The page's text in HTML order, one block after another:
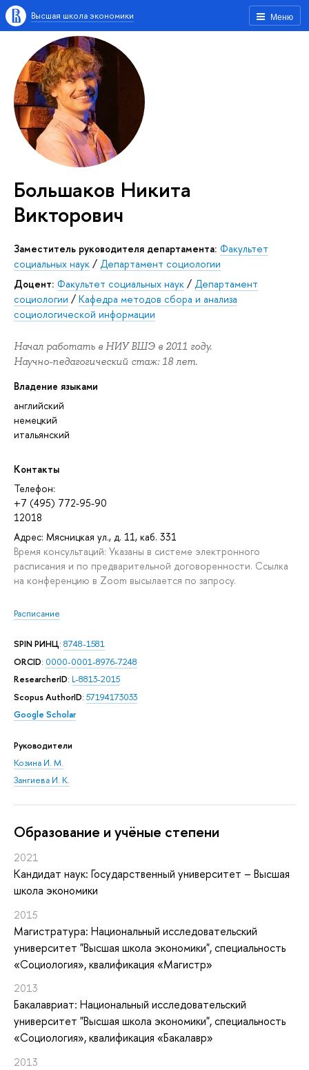
Меню
Высшая школа экономики
Большаков Никита
Викторович
Заместитель руководителя департамента: Факультет
социальных наук / Департамент социологии
Доцент: Факультет социальных наук / Департамент
социологии / Кафедра методов сбора и анализа
социологической информации
Начал работать в НИУ ВШЭ в 2011 году.
Научно-педагогический стаж: 18 лет.
Владение языками
английский
немецкий
итальянский
Контакты
Телефон:
+7 (495) 772-95-90
12018
Адрес: Мясницкая ул., д. 11, каб. 331
Время консультаций: Указаны в системе электронного
расписания и по предварительной договоренности. Ссылка
на конференцию в Zoom высылается по запросу.
Расписание
SPIN РИНЦ: 8748-1581
ORCID: 0000-0001-8976-7248
ResearcherID: L-8813-2015
Scopus AuthorID: 57194173033
Google Scholar
Руководители
Козина И. М.
Зангиева И. К.
Oбразование и учёные степени
2021
Кандидат наук: Государственный университет – Высшая
школа экономики
2015
Магистратура: Национальный исследовательский
университет "Высшая школа экономики", специальность
«Социология», квалификация «Магистр»
2013
Бакалавриат: Национальный исследовательский
университет "Высшая школа экономики", специальность
«Социология», квалификация «Бакалавр»
2013